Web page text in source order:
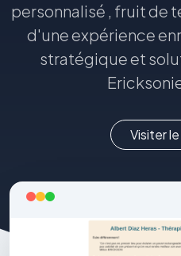
personnalisé , fruit de
d'une expérience
stratégique et
Visiter